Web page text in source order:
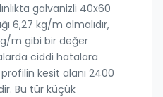
galvanizli 40x60
6,27 kg/m olmalıdır,
m gibi bir değer
ciddi hatalara
kesit alanı 2400
Bu tür küçük